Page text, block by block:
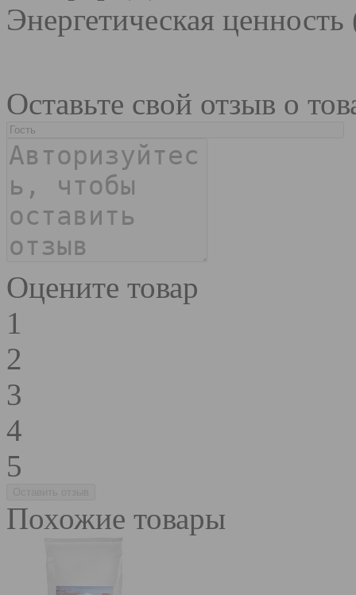
Энергетическая
Оставьте свой отзыв о
Оцените товар
1
2
3
4
5
Похожие товары